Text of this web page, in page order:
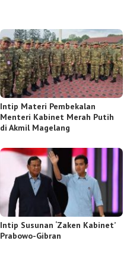
Intip Materi Pembekalan
Menteri Kabinet Merah Putih
di Akmil Magelang
Intip Susunan ‘Zaken Kabinet’
Prabowo-Gibran